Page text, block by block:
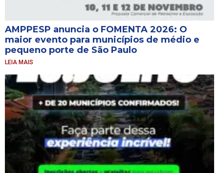
AMPPESP anuncia o FOMENTA 2026: O
maior evento para municípios de médio e
pequeno porte de São Paulo
LEIA MAIS